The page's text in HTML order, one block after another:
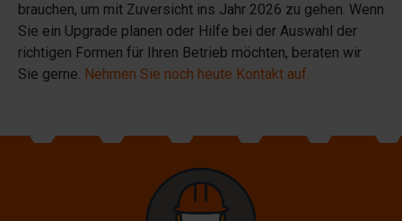
brauchen, um mit Zuversicht ins Jahr 2026 zu gehen. Wenn
Sie ein Upgrade planen oder Hilfe bei der Auswahl der
richtigen Formen für Ihren Betrieb möchten, beraten wir
Sie gerne. Nehmen Sie noch heute Kontakt auf.